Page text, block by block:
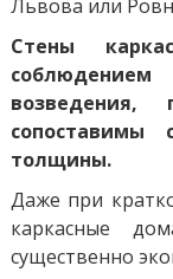
Львова или
Стены
соблюдением
возведения,
сопоставимы
толщины.
Даже при
каркасные
существенно